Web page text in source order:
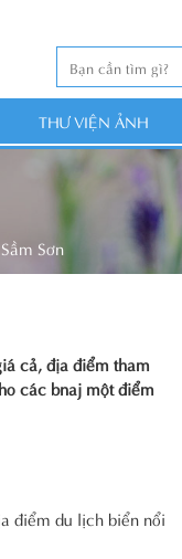
THƯ VIỆN ẢNH
Sơn
cả, địa điểm tham
các bnaj một điểm
điểm du lịch biển nổi